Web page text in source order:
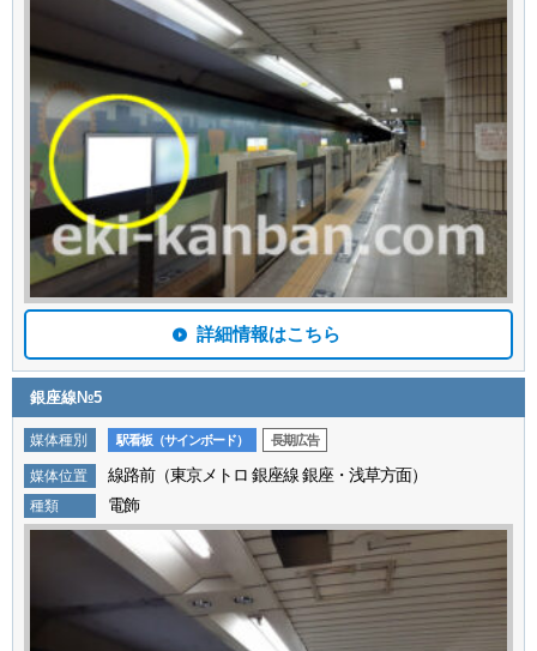
詳細情報はこちら
銀座線№5
媒体種別 駅看板（サインボード） 長期広告
媒体位置 線路前（東京メトロ 銀座線 銀座・浅草方面）
種類 電飾